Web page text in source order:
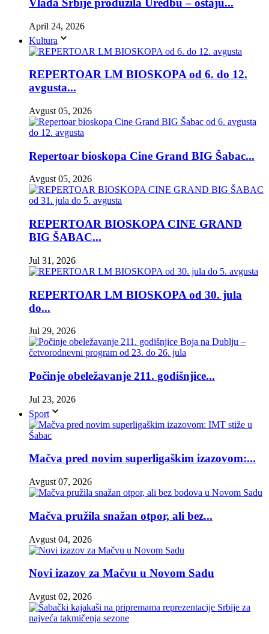
Vlada Srbije produžila Uredbu – ostaju...
April 24, 2026
Kultura
REPERTOAR LM BIOSKOPA od 6. do 12.
avgusta...
Avgust 05, 2026
Repertoar bioskopa Cine Grand BIG Šabac...
Avgust 05, 2026
REPERTOAR BIOSKOPA CINE GRAND
BIG ŠABAC...
Jul 31, 2026
REPERTOAR LM BIOSKOPA od 30. jula
do...
Jul 29, 2026
Počinje obeležavanje 211. godišnjice...
Jul 23, 2026
Sport
Mačva pred novim superligaškim izazovom:...
Avgust 07, 2026
Mačva pružila snažan otpor, ali bez...
Avgust 04, 2026
Novi izazov za Mačvu u Novom Sadu
Avgust 02, 2026